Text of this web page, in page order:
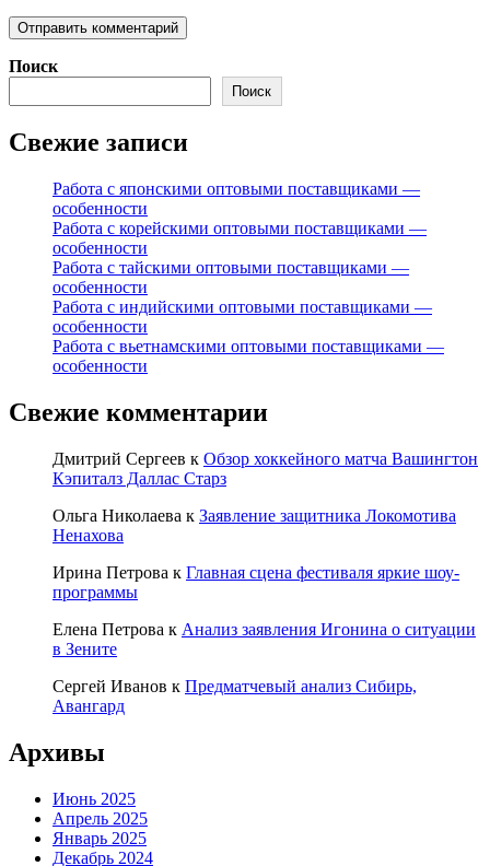
Поиск
Поиск
Свежие записи
Работа с японскими оптовыми поставщиками —
особенности
Работа с корейскими оптовыми поставщиками —
особенности
Работа с тайскими оптовыми поставщиками —
особенности
Работа с индийскими оптовыми поставщиками —
особенности
Работа с вьетнамскими оптовыми поставщиками —
особенности
Свежие комментарии
Дмитрий Сергеев к Обзор хоккейного матча Вашингтон
Кэпиталз Даллас Старз
Ольга Николаева к Заявление защитника Локомотива
Ненахова
Ирина Петрова к Главная сцена фестиваля яркие шоу-
программы
Елена Петрова к Анализ заявления Игонина о ситуации
в Зените
Сергей Иванов к Предматчевый анализ Сибирь,
Авангард
Архивы
Июнь 2025
Апрель 2025
Январь 2025
Декабрь 2024